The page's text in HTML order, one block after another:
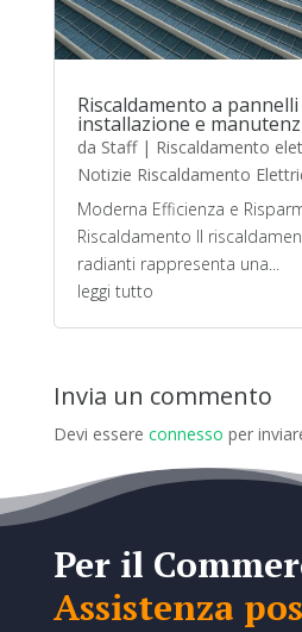
Riscaldamento a
installazione e
da Staff| Riscaldamento
Notizie Riscaldamento
Moderna Efficienza e
Riscaldamento Il
radianti rappresenta una...
leggi tutto
Invia un commento
Devi essere connesso per
Per il
Assistenza